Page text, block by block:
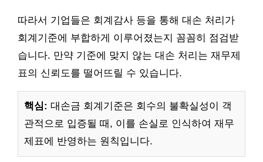
따라서 기업들은 회계감사 등을 통해 대손 처리가
회계기준에 부합하게 이루어졌는지 꼼꼼히 점검받
습니다. 만약 기준에 맞지 않는 대손 처리는 재무제
표의 신뢰도를 떨어뜨릴 수 있습니다.
핵심: 대손금 회계기준은 회수의 불확실성이 객
관적으로 입증될 때, 이를 손실로 인식하여 재무
제표에 반영하는 원칙입니다.